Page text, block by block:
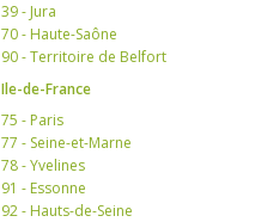
39 - Jura
70 - Haute-Saône
90 - Territoire de Belfort
Ile-de-France
75 - Paris
77 - Seine-et-Marne
78 - Yvelines
91 - Essonne
92 - Hauts-de-Seine